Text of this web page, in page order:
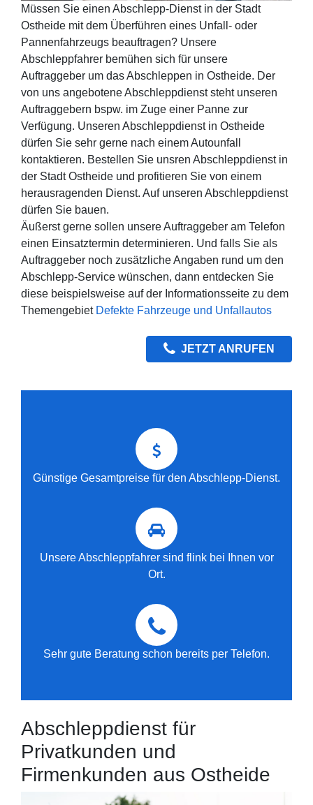
Müssen Sie einen Abschlepp-Dienst in der Stadt
Ostheide mit dem Überführen eines Unfall- oder
Pannenfahrzeugs beauftragen? Unsere
Abschleppfahrer bemühen sich für unsere
Auftraggeber um das Abschleppen in Ostheide. Der
von uns angebotene Abschleppdienst steht unseren
Auftraggebern bspw. im Zuge einer Panne zur
Verfügung. Unseren Abschleppdienst in Ostheide
dürfen Sie sehr gerne nach einem Autounfall
kontaktieren. Bestellen Sie unsren Abschleppdienst in
der Stadt Ostheide und profitieren Sie von einem
herausragenden Dienst. Auf unseren Abschleppdienst
dürfen Sie bauen.
Äußerst gerne sollen unsere Auftraggeber am Telefon
einen Einsatztermin determinieren. Und falls Sie als
Auftraggeber noch zusätzliche Angaben rund um den
Abschlepp-Service wünschen, dann entdecken Sie
diese beispielsweise auf der Informationsseite zu dem
Themengebiet Defekte Fahrzeuge und Unfallautos
JETZT ANRUFEN
Günstige Gesamtpreise für den Abschlepp-Dienst.
Unsere Abschleppfahrer sind flink bei Ihnen vor
Ort.
Sehr gute Beratung schon bereits per Telefon.
Abschleppdienst für
Privatkunden und
Firmenkunden aus Ostheide